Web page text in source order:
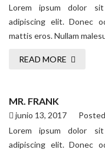
Lorem ipsum dolor
adipiscing elit. Donec
mattis eros. Nullam
READ MORE
MR. FRANK
junio 13, 2017
Lorem ipsum dolor
adipiscing elit. Donec